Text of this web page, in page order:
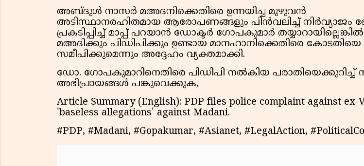
അബ്ദുൾ നാസർ മഅദനിക്കെതിരെ ഉന്നയിച്ച മുഴുവൻ
അടിസ്ഥാനരഹിതമായ ആരോപണങ്ങളും പിൻവലിച്ച് നിർവ്യാജം
പ്രകടിപ്പിച്ച് മാപ്പ് പറയാൻ ഡോക്ടർ ഗോപകുമാർ
മഅദിക്കും പിഡിപിക്കും ഉണ്ടായ മാനഹാനിക്കെതിരെ കോടതിയെ
സമീപിക്കുമെന്നും അദ്ദേഹം വ്യക്തമാക്കി.
ഡോ. ഗോപകുമാറിനെതിരെ പിഡിപി നൽകിയ പരാതിയെക്കുറിച്ച്
അഭിപ്രായങ്ങൾ പങ്കുവെക്കുക,
Article Summary (English): PDP files police complaint against ex-
'baseless allegations' against Madani.
#PDP, #Madani, #Gopakumar, #Asianet, #LegalAction,